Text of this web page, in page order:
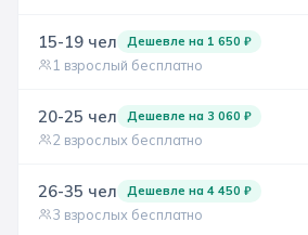
15-19 чел Дешевле на 1 650 ₽
1 взрослый бесплатно
20-25 чел Дешевле на 3 060 ₽
2 взрослых бесплатно
26-35 чел Дешевле на 4 450 ₽
3 взрослых бесплатно